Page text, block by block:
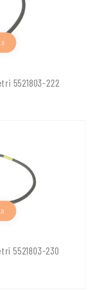
5521803-222
5521803-230